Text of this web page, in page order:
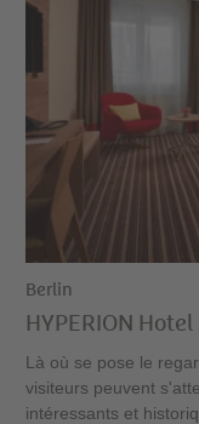
Berlin
HYPERION
Là où se pose le
visiteurs peuvent
intéressants et